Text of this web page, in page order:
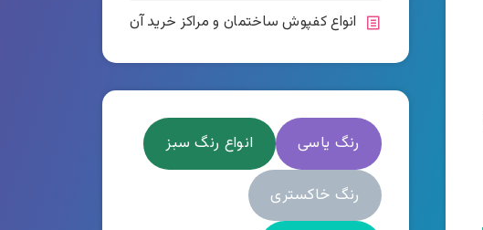
انواع کفپوش ساختمان و مراکز خرید آن
رنگ یاسی انواع رنگ سبز
رنگ خاکستری